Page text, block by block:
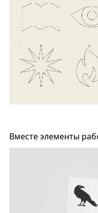
Вместе элементы